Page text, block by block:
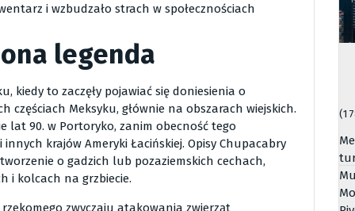
i wzbudzało strach w społecznościach
legenda
kiedy to zaczęły pojawiać się doniesienia o
Meksyku, głównie na obszarach wiejskich.
lat 90. w Portoryko, zanim obecność tego
krajów Ameryki Łacińskiej. Opisy Chupacabry
o gadzich lub pozaziemskich cechach,
i kolcach na grzbiecie.
zwyczaju atakowania zwierząt
(1